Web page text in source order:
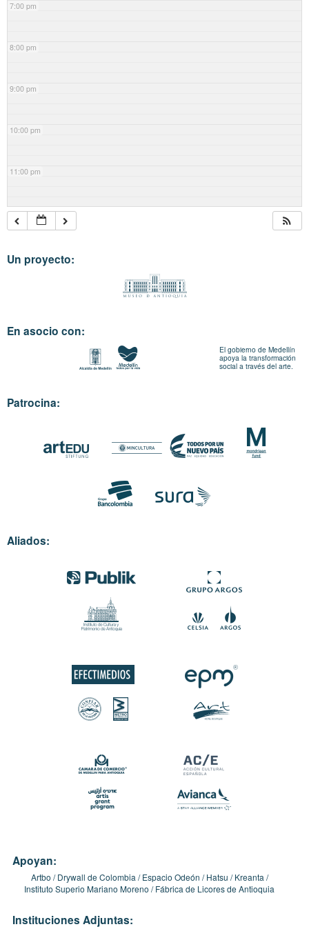
7:00 pm
8:00 pm
9:00 pm
10:00 pm
11:00 pm
Un proyecto:
En asocio con:
El gobierno de Medellín
apoya la transformación
social a través del arte.
Patrocina:
Aliados:
Apoyan:
Artbo Drywall de Colombia Espacio Odeón Hatsu
Kreanta
Instituto Superio Mariano Moreno
Fábrica de Licores de Antioquia
Instituciones Adjuntas: